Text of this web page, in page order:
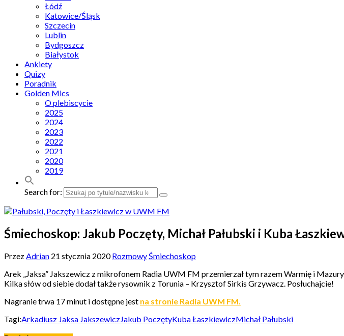
Łódź
Katowice/Śląsk
Szczecin
Lublin
Bydgoszcz
Białystok
Ankiety
Quizy
Poradnik
Golden Mics
O plebiscycie
2025
2024
2023
2022
2021
2020
2019
Search for:
Śmiechoskop: Jakub Poczęty, Michał Pałubski i Kuba
PrzezAdrian 21 stycznia 2020 RozmowyŚmiechoskop
Arek „Jaksa” Jakszewicz z mikrofonem Radia UWM FM przemierzał tym razem Warmię i
Kilka słów od siebie dodał także rysownik z Torunia – Krzysztof Sirkis Grzywacz. Posłuchajcie!
Nagranie trwa 17 minut i dostępne jest na stronie Radia UWM FM.
Tagi:Arkadiusz Jaksa JakszewiczJakub PoczętyKuba ŁaszkiewiczMichał Pałubski